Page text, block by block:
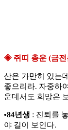
◈ 쥐띠 총운 (금전
산은 가만히 있는
좋으리라. 자중하
운데서도 희망은
•84년생 : 진퇴를
야 길이 보인다.